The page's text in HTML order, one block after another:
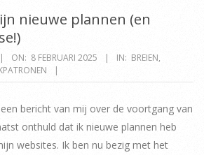
nieuwe plannen (en
ON: 8 FEBRUARI 2025 IN: BREIEN,
bericht van mij over de voortgang van
onthuld dat ik nieuwe plannen heb
websites. Ik ben nu bezig met het